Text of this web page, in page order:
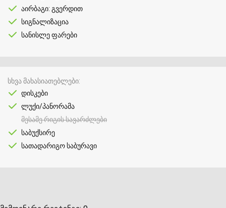
აირბაგი: გვერდით
სიგნალიზაცია
სანისლე ფარები
სხვა მახასიათებლები
დისკები
ლუქი/პანორამა
მესამე რიგის სავარძლები
საბუქსირე
სათადარიგო საბურავი